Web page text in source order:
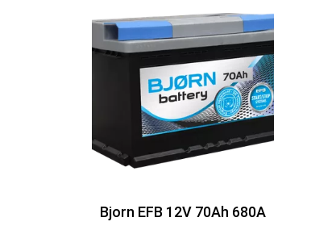
Bjorn EFB 12V 70Ah 680A